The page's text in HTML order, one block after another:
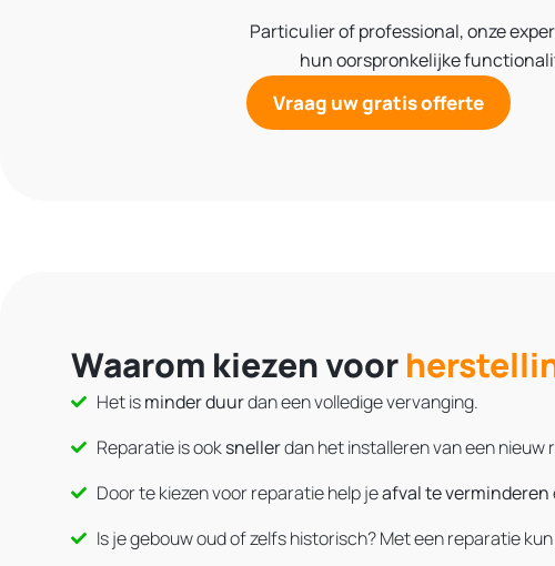
Particulierofprofessional,onze
hun oorspronkelijke
Vraag uw gratis offerte
Waarom kiezen voor
Het isminder duurdan een volledige vervanging.
Reparatie is ooksnellerdan het installeren van een nieuw
Door te kiezen voor reparatie help jeafval te verminderen
Is je gebouw oud of zelfs historisch? Met een reparatie